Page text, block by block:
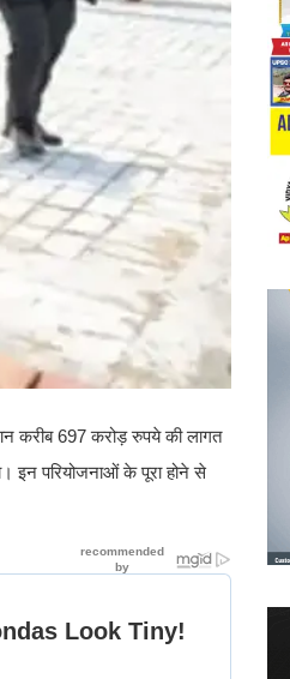
करीब 697 करोड़ रुपये की लागत
इन परियोजनाओं के पूरा होने से